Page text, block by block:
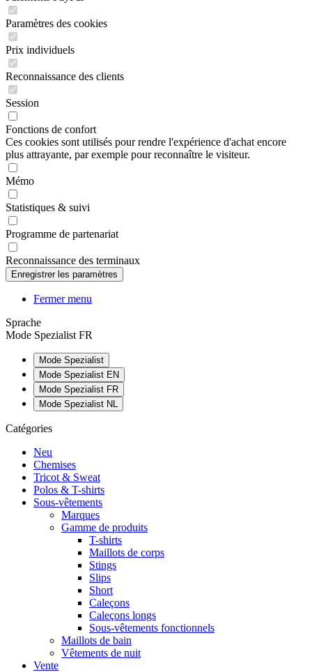
Paramètres des cookies
Prix individuels
Reconnaissance des clients
Session
Fonctions de confort
Ces cookies sont utilisés pour rendre l'expérience d'achat encore
plus attrayante, par exemple pour reconnaître le visiteur.
Mémo
Statistiques & suivi
Programme de partenariat
Reconnaissance des terminaux
Fermer menu
Sprache
Mode Spezialist FR
Mode Spezialist
Mode Spezialist EN
Mode Spezialist FR
Mode Spezialist NL
Catégories
Neu
Chemises
Tricot & Sweat
Polos & T-shirts
Sous-vêtements
Marques
Gamme de produits
T-shirts
Maillots de corps
Stings
Slips
Short
Caleçons
Caleçons longs
Sous-vêtements fonctionnels
Maillots de bain
Vêtements de nuit
Vente